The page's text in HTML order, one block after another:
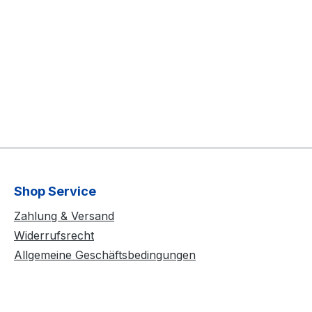
Shop Service
Zahlung & Versand
Widerrufsrecht
Allgemeine Geschäftsbedingungen